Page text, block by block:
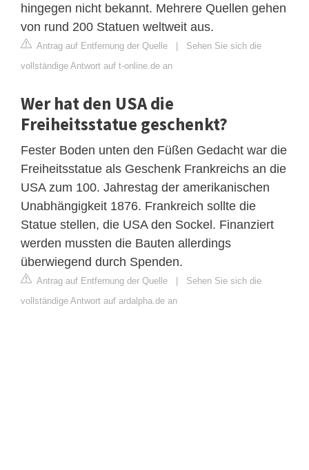
hingegen nicht bekannt. Mehrere Quellen gehen
von rund 200 Statuen weltweit aus.
Antrag auf Entfernung der Quelle | Sehen Sie sich die
vollständige Antwort auf t-online.de an
Wer hat den USA die
Freiheitsstatue geschenkt?
Fester Boden unten den Füßen Gedacht war die
Freiheitsstatue als Geschenk Frankreichs an die
USA zum 100. Jahrestag der amerikanischen
Unabhängigkeit 1876. Frankreich sollte die
Statue stellen, die USA den Sockel. Finanziert
werden mussten die Bauten allerdings
überwiegend durch Spenden.
Antrag auf Entfernung der Quelle | Sehen Sie sich die
vollständige Antwort auf ardalpha.de an